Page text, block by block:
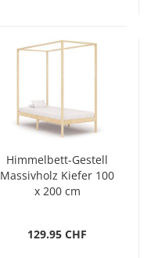
Himmelbett-Gestell
Massivholz Kiefer 100
x 200 cm
129.95 CHF